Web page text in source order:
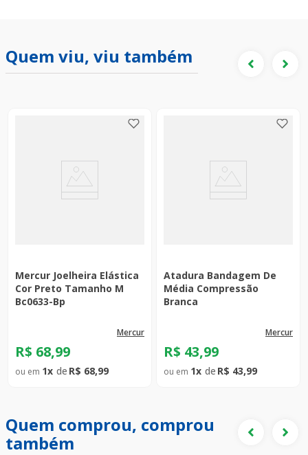
Quem viu, viu também
Mercur Joelheira Elástica
Cor Preto Tamanho M
Bc0633-Bp
mercur
R$ 68,99
1 R$ 68,99
Atadura Bandagem De
Média Compressão
Branca
mercur
R$ 43,99
1 R$ 43,99
Quem comprou, comprou
também